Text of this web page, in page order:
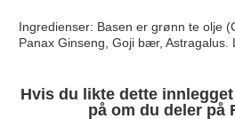
Ingredienser: Basen er grønn te olje
Panax Ginseng, Goji bær, Astragalus.
Hvis du likte dette
på om du deler på